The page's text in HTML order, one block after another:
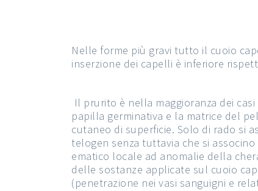
Nelle forme più gravi tutto il cuoio
inserzione dei capelli è inferiore
Il prurito è nella maggioranza dei
papilla germinativa e la matrice del
cutaneo di superficie. Solo di rado si
telogen senza tuttavia che si
ematico locale ad anomalie della
delle sostanze applicate sul cuoio
(penetrazione nei vasi sanguigni e